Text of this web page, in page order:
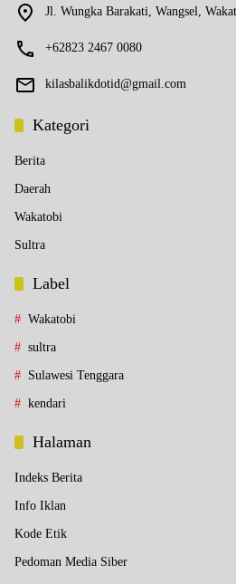
Jl. Wungka Barakati, Wangsel,
+62823 2467 0080
kilasbalikdotid@gmail.com
Kategori
Berita
Daerah
Wakatobi
Sultra
Label
Wakatobi
sultra
Sulawesi Tenggara
kendari
Halaman
Indeks Berita
Info Iklan
Kode Etik
Pedoman Media Siber